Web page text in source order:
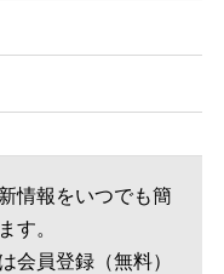
情報をいつでも簡
す。
会員登録（無料）